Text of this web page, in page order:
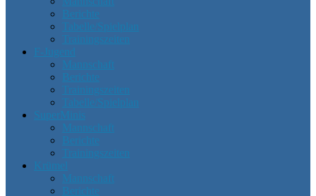
Berichte
Tabelle/Spielplan
Trainingszeiten
F-Jugend
Mannschaft
Berichte
Trainingszeiten
Tabelle/Spielplan
SuperMinis
Mannschaft
Berichte
Trainingszeiten
Krümel
Mannschaft
Berichte